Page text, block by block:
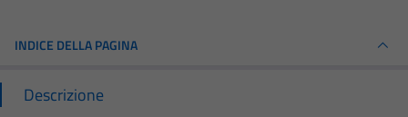
INDICE DELLA PAGINA
Descrizione